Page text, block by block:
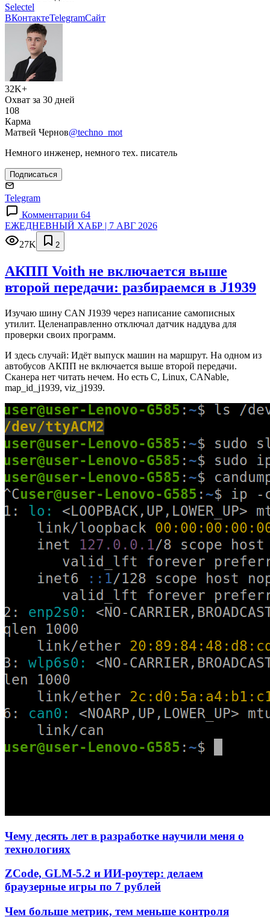
Selectel
ВКонтактеTelegramСайт
32K+
Охват за 30 дней
108
Карма
Матвей Чернов@techno_mot
Немного инженер, немного тех. писатель
Подписаться
Telegram
Комментарии 64
ЕЖЕДНЕВНЫЙ ХАБР | 7 АВГ 2026
27K
2
АКПП Voith не включается выше
второй передачи: разбираемся в J1939
Изучаю шину CAN J1939 через написание самописных
утилит. Целенаправленно отключал датчик наддува для
проверки своих программ.
И здесь случай: Идёт выпуск машин на маршрут. На одном из
автобусов АКПП не включается выше второй передачи.
Сканера нет читать нечем. Но есть C, Linux, CANable,
map_id_j1939, viz_j1939.
Чему десять лет в разработке научили меня о
технологиях
ZCode, GLM-5.2 и ИИ-роутер: делаем
браузерные игры по 7 рублей
Чем больше метрик, тем меньше контроля